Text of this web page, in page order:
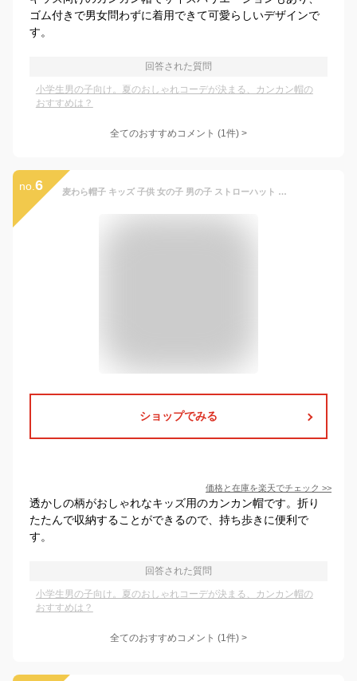
ゴム付きで男女問わずに着用できて可愛らしいデザインで
す。
回答された質問
小学生男の子向け。夏のおしゃれコーデが決まる、カンカン帽の
おすすめは？
全てのおすすめコメント (1件) >
no. 6 麦わら帽子 キッズ 子供 女の子 男の子 ストローハット 中折れハット 帽子 ハット UV対策 日焼け防止 オシャレ カンカン帽 ネコポス送料無料
ショップでみる
価格と在庫を楽天でチェック >>
透かしの柄がおしゃれなキッズ用のカンカン帽です。折り
たたんで収納することができるので、持ち歩きに便利で
す。
回答された質問
小学生男の子向け。夏のおしゃれコーデが決まる、カンカン帽の
おすすめは？
全てのおすすめコメント (1件) >